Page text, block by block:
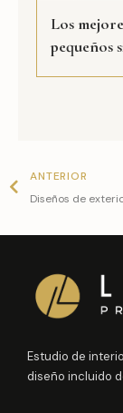
Los
pequeños
ANTERIOR
Diseños de
Estudio de
diseño incluido